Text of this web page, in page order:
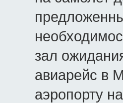
зал
авиарейс в
аэропорту